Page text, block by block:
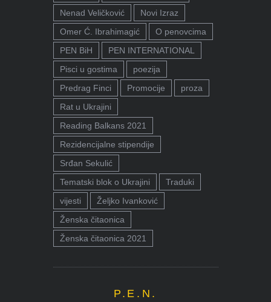
Nenad Veličković
Novi Izraz
Omer Ć. Ibrahimagić
O penovcima
PEN BiH
PEN INTERNATIONAL
Pisci u gostima
poezija
Predrag Finci
Promocije
proza
Rat u Ukrajini
Reading Balkans 2021
Rezidencijalne stipendije
Srđan Sekulić
Tematski blok o Ukrajini
Traduki
vijesti
Željko Ivanković
Ženska čitaonica
Ženska čitaonica 2021
P.E.N.